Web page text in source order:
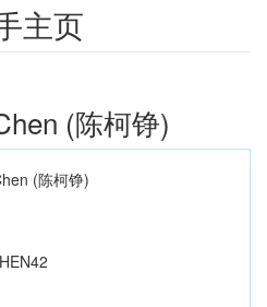
主页
(陈柯铮)
(陈柯铮)